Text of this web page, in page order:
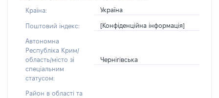
Країна: Україна
Поштовий індекс: [Конфіденційна інформація]
Автономна
Республіка Крим/
область/місто зі
спеціальним
статусом:
Чернігівська
Район в області та